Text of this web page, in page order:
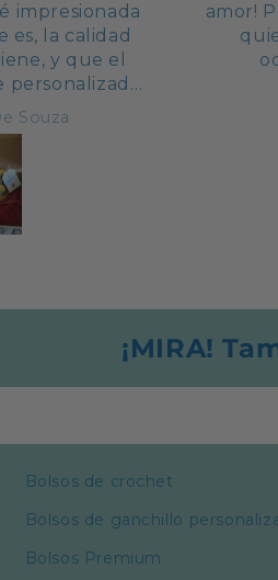
impresionada
es, la calidad
y que el
personalizado
superado las
un bolso
de calidad os
🫶🏽
Souza
amor!
¡MIRA!
Bolsos de crochet
Bolsos de ganchillo
Bolsos Premium